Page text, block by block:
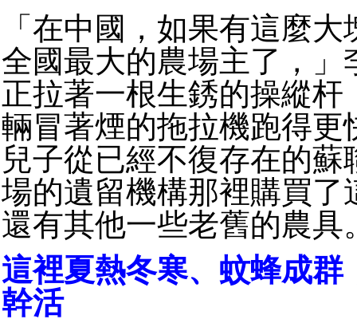
「在中國，如果有這麼
全國最大的農場主了，」
正拉著一根生銹的操縱杆
輛冒著煙的拖拉機跑得更
兒子從已經不復存在的蘇
場的遺留機構那裡購買了
還有其他一些老舊的農具
這裡夏熱冬寒、蚊蜂成群
幹活